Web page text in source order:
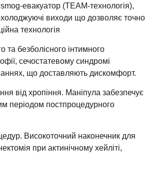
евакуатор (TEAM-технологія),
виходи що дозволяє точно
технологія
та безболісного інтимного
сечостатевому синдромі
що доставляють дискомфорт.
від хропіння. Маніпула забезпечує
періодом постпроцедурного
Високоточний наконечник для
при актинічному хейліті,